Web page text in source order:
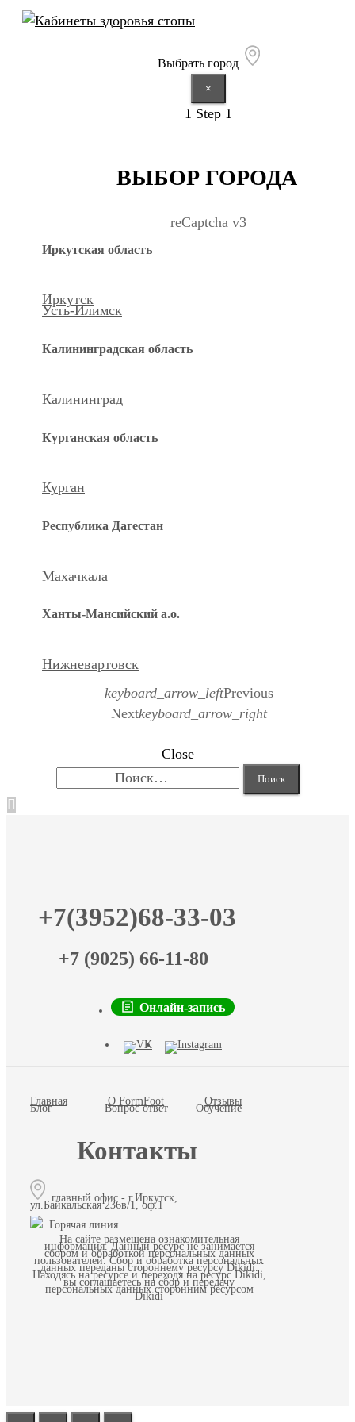
Выбрать город
×
1 Step 1
ВЫБОР ГОРОДА
reCaptcha v3
Иркутская область
Иркутск
Усть-Илимск
Калининградская область
Калининград
Курганская область
Курган
Республика Дагестан
Махачкала
Ханты-Мансийский а.о.
Нижневартовск
keyboard_arrow_leftPrevious
Nextkeyboard_arrow_right
Close
+7(3952)68-33-03
+7 (9025) 66-11-80
Онлайн-запись
Главная О FormFoot Отзывы
Блог Вопрос ответ Обучение
Контакты
главный офис - г.Иркутск,
ул.Байкальская 236в/1, оф.1
Горячая линия
На сайте размещена ознакомительная
информация. Данный ресурс не занимается
сбором и обработкой персональных данных
пользователей. Сбор и обработка персональных
данных переданы стороннему ресурсу Dikidi.
Находясь на ресурсе и переходя на ресурс Dikidi,
вы соглашаетесь на сбор и передачу
персональных данных сторонним ресурсом
Dikidi